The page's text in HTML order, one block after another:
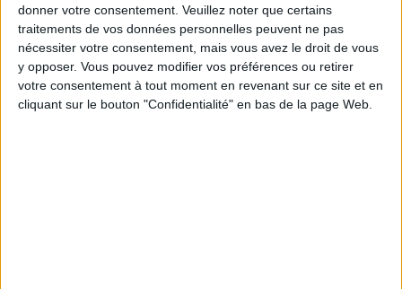
donner votre consentement. Veuillez noter que certains
traitements de vos données personnelles peuvent ne pas
nécessiter votre consentement, mais vous avez le droit de vous
y opposer. Vous pouvez modifier vos préférences ou retirer
votre consentement à tout moment en revenant sur ce site et en
cliquant sur le bouton "Confidentialité" en bas de la page Web.
CANNES : LES ADRESSES CHICS POUR FRIMER SUR LA RIVIERA